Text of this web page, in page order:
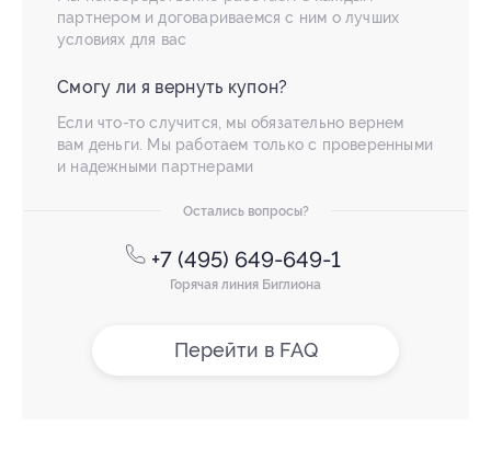
партнером и договариваемся с ним о лучших
условиях для вас
Смогу ли я вернуть купон?
Если что-то случится, мы обязательно вернем
вам деньги. Мы работаем только с проверенными
и надежными партнерами
Остались вопросы?
+7 (495) 649-649-1
Горячая линия Биглиона
Перейти в FAQ